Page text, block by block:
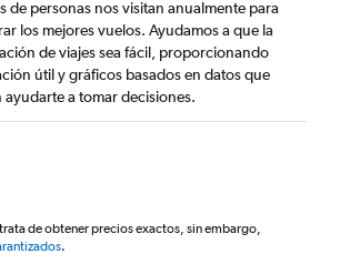
de personas nos visitan anualmente para
los mejores vuelos. Ayudamos a que la
de viajes sea fácil, proporcionando
útil y gráficos basados en datos que
ayudarte a tomar decisiones.
de obtener precios exactos, sin embargo,
.